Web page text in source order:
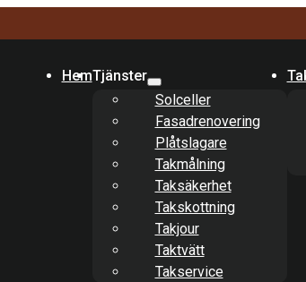
HemTjänster
Solceller
Fasadrenovering
Plåtslagare
Takmålning
Taksäkerhet
Takskottning
Takjour
Taktvätt
Takservice